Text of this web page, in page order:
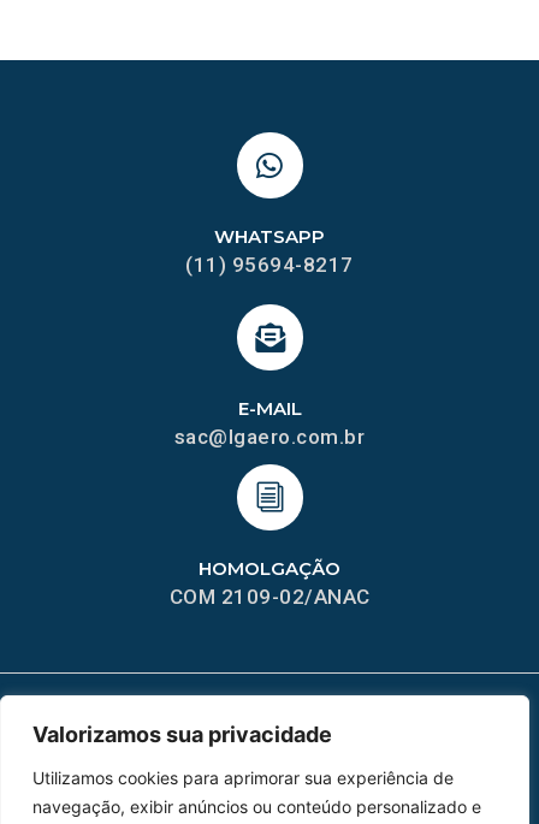
Valorizamos sua privacidade
Utilizamos cookies para aprimorar sua experiência de
navegação, exibir anúncios ou conteúdo personalizado e
HOMOLGAÇÃO
COM 2109-02/ANAC
E-MAIL
sac@lgaero.com.br
WHATSAPP
(11) 95694-8217
MAPA DO SITE
Home Sobre Nós